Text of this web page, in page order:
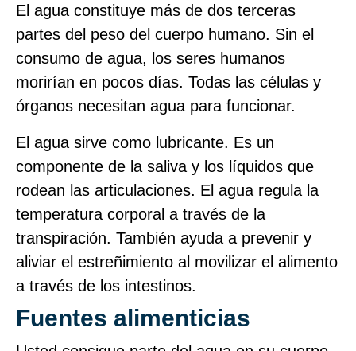
El agua constituye más de dos terceras
partes del peso del cuerpo humano. Sin el
consumo de agua, los seres humanos
morirían en pocos días. Todas las células y
órganos necesitan agua para funcionar.
El agua sirve como lubricante. Es un
componente de la saliva y los líquidos que
rodean las articulaciones. El agua regula la
temperatura corporal a través de la
transpiración. También ayuda a prevenir y
aliviar el estreñimiento al movilizar el alimento
a través de los intestinos.
Fuentes alimenticias